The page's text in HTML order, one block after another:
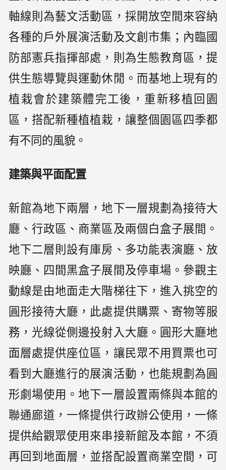
軸線則為藝文活動區，採開放空間來容納
各種的戶外展演活動及文創市集；內臨國
防部憲兵指揮部處，則為生態教育區，提
供生態導覽與運動休閒。而基地上現有的
植栽會於建築體完工後，重新移植回園
區，搭配新種植植栽，讓整個園區四季都
有不同的風貌。
建築與平面配置
新館為地下兩層，地下一層規劃為接待大
廳、行政區、商業區及兩個白盒子展間。
地下二層則設有庫房、多功能表演廳、放
映廳、四間黑盒子展間及停車場。參觀主
動線是由地面走大階梯往下，進入挑空的
圓形接待大廳，此處提供購票、寄物等服
務，光線從側邊投射入大廳。圓形大廳地
面層處提供座位區，讓民眾不用買票也可
看到大廳進行的展演活動，也能規劃為圓
形劇場使用。地下一層設置兩條與本館的
聯通廊道，一條提供行政辦公使用，一條
提供給觀眾使用來串接新館及本館，不須
再回到地面層，並搭配設置商業空間，可